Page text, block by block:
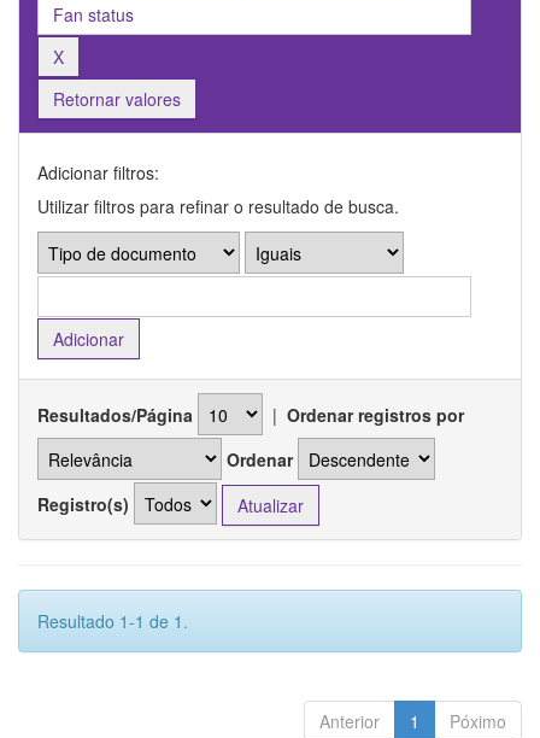
Retornar valores
Adicionar filtros:
Utilizar filtros para refinar o resultado de busca.
Resultados/Página | Ordenar registros por
Ordenar
Registro(s)
Resultado 1-1 de 1.
Anterior 1 Póximo